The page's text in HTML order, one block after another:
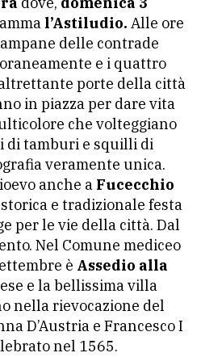
l’Astiludio. Alle ore
delle contrade
e i quattro
porte della città
in piazza per dare vita
che volteggiano
di tamburi e squilli di
veramente unica.
anche a Fucecchio
storica e tradizionale festa
per le vie della città. Dal
Nel Comune mediceo
è Assedio alla
e la bellissima villa
nella rievocazione del
D’Austria e Francesco I
nel 1565.